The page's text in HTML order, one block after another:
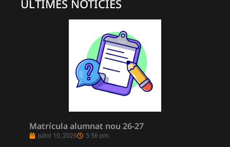
ÚLTIMES NOTICIES
Matrícula alumnat nou 26-27
juliol 10, 2026 5:56 pm